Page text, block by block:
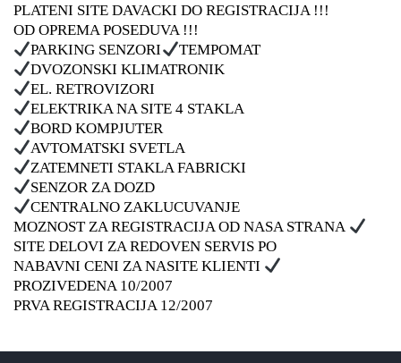
PLATENI SITE DAVACKI DO REGISTRACIJA !!!
OD OPREMA POSEDUVA !!!
PARKING SENZORI
TEMPOMAT
DVOZONSKI KLIMATRONIK
EL. RETROVIZORI
ELEKTRIKA NA SITE 4 STAKLA
BORD KOMPJUTER
AVTOMATSKI SVETLA
ZATEMNETI STAKLA FABRICKI
SENZOR ZA DOZD
CENTRALNO ZAKLUCUVANJE
MOZNOST ZA REGISTRACIJA OD NASA STRANA
SITE DELOVI ZA REDOVEN SERVIS PO
NABAVNI CENI ZA NASITE KLIENTI
PROZIVEDENA 10/2007
PRVA REGISTRACIJA 12/2007